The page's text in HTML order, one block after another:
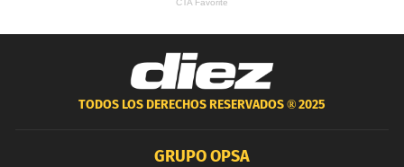
TODOS LOS DERECHOS RESERVADOS ®2025
GRUPO OPSA